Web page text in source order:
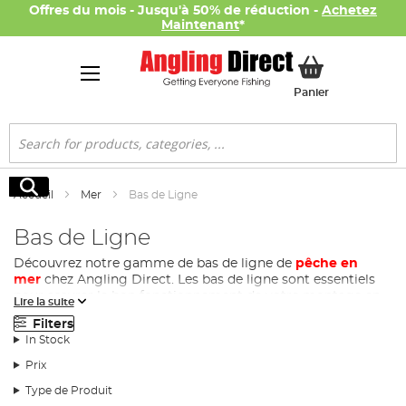
Offres du mois - Jusqu'à 50% de réduction - Achetez
Maintenant*
PanierMon panier
Rechercher
Rechercher
Accueil Mer Bas de Ligne
Bas de Ligne
Découvrez notre gamme de bas de ligne de pêche en
mer chez Angling Direct. Les bas de ligne sont essentiels
pour assurer le bon fonctionnement de votre montage en
mer. Nous proposons une
pour différents types de pêche en mer, qu'il s'agisse de la
pêche à la traîne, de la pêche au lancer léger, ou de la
pêche à la mouche en mer.
Nos bas de ligne sont fabriqués à partir de matériaux de
Lire la suite
Filters
In Stock
Prix
Type de Produit